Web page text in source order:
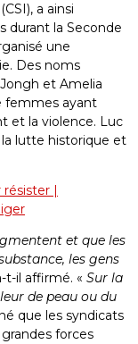
a ainsi
durant la Seconde
une
Des noms
et Amelia
femmes ayant
et la violence. Luc
lutte historique et
|
et que les
les gens
t-il affirmé. « Sur la
de peau ou du
que les syndicats
forces